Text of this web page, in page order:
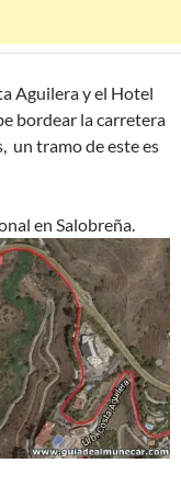
Aguilera y el Hotel
bordear la carretera
un tramo de este es
en Salobreña.